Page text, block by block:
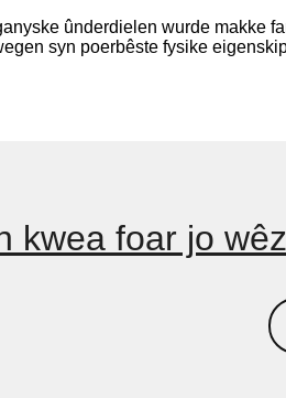
ûnderdielen wurde makke
syn poerbêste fysike
kwea foar jo